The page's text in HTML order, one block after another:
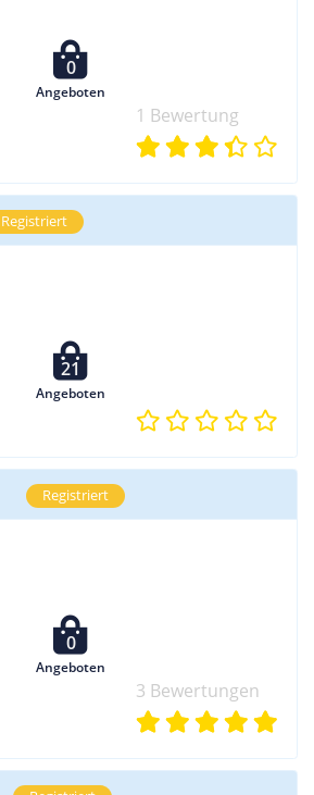
0
Angeboten
1 Bewertung
Registriert
21
Angeboten
Registriert
0
Angeboten
3 Bewertungen